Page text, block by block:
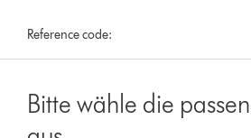
Reference code:
Bitte wähle die